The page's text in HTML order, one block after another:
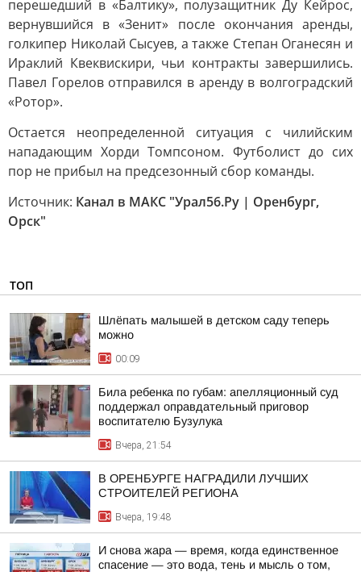
перешедший в «Балтику», полузащитник Ду Кейрос,
вернувшийся в «Зенит» после окончания аренды,
голкипер Николай Сысуев, а также Степан Оганесян и
Ираклий Квеквискири, чьи контракты завершились.
Павел Горелов отправился в аренду в волгоградский
«Ротор».
Остается неопределенной ситуация с чилийским
нападающим Хорди Томпсоном. Футболист до сих
пор не прибыл на предсезонный сбор команды.
Источник: Канал в МАКС "Урал56.Ру | Оренбург,
Орск"
ТОП
Шлёпать малышей в детском саду теперь
можно
00:09
Била ребенка по губам: апелляционный суд
поддержал оправдательный приговор
воспитателю Бузулука
Вчера, 21:54
В ОРЕНБУРГЕ НАГРАДИЛИ ЛУЧШИХ
СТРОИТЕЛЕЙ РЕГИОНА
Вчера, 19:48
И снова жара — время, когда единственное
спасение — это вода, тень и мысль о том,